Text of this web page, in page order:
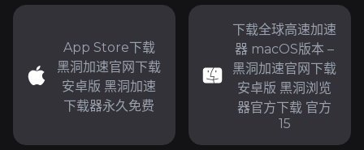
App Store下载
黑洞加速官网下载
安卓版 黑洞加速
下载器永久免费
下载全球高速加速
器 macOS版本 –
黑洞加速官网下载
安卓版 黑洞浏览
器官方下载 官方
15